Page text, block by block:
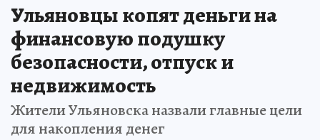
Ульяновцы копят деньги на
финансовую подушку
безопасности, отпуск и
недвижимость
Жители Ульяновска назвали главные цели
для накопления денег